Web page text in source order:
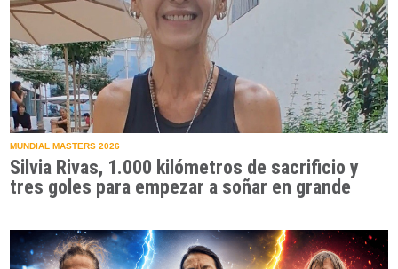
MUNDIAL MASTERS 2026
Silvia Rivas, 1.000 kilómetros de sacrificio y
tres goles para empezar a soñar en grande